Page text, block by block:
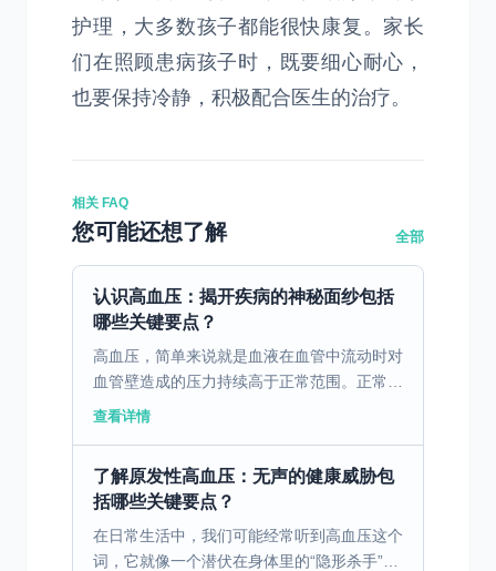
护理，大多数孩子都能很快康复。家长
们在照顾患病孩子时，既要细心耐心，
也要保持冷静，积极配合医生的治疗。
相关 FAQ
您可能还想了解 全部
认识高血压：揭开疾病的神秘面纱包括
哪些关键要点？
高血压，简单来说就是血液在血管中流动时对
血管壁造成的压力持续高于正常范围。正常情
况下，人的血压会在一定范围内波动，但当收
查看详情
了解原发性高血压：无声的健康威胁包
括哪些关键要点？
在日常生活中，我们可能经常听到高血压这个
词，它就像一个潜伏在身体里的“隐形杀手”，